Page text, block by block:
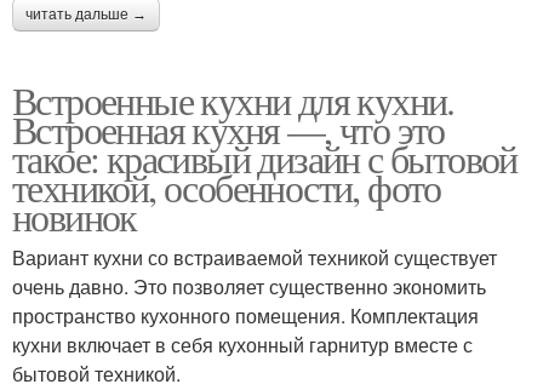
читать дальше →
Встроенные кухни для кухни.
Встроенная кухня —, что это
такое: красивый дизайн с бытовой
техникой, особенности, фото
новинок
Вариант кухни со встраиваемой техникой существует
очень давно. Это позволяет существенно экономить
пространство кухонного помещения. Комплектация
кухни включает в себя кухонный гарнитур вместе с
бытовой техникой.